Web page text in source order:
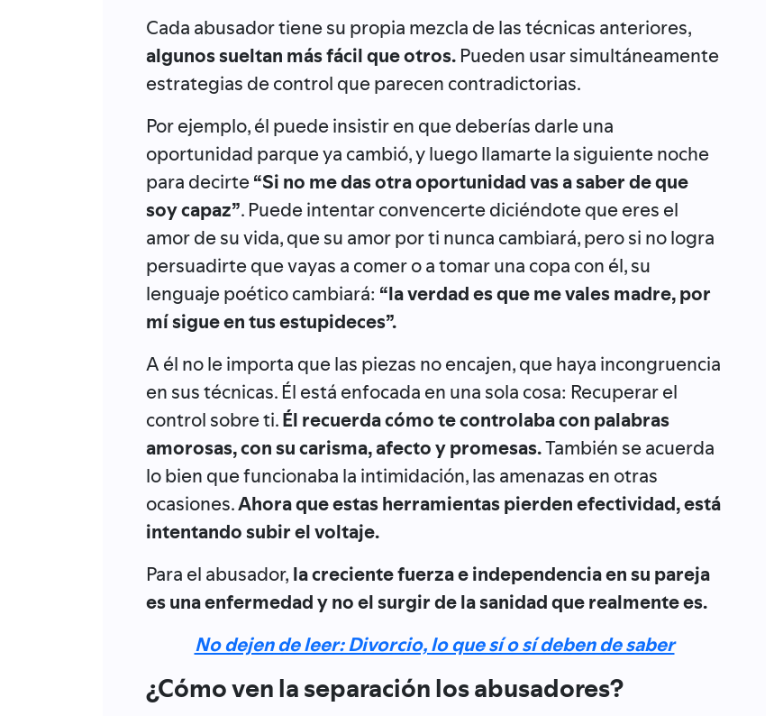
Cada abusador tiene su propia mezcla de las técnicas anteriores,
algunos sueltan más fácil que otros. Pueden usar simultáneamente
estrategias de control que parecen contradictorias.
Por ejemplo, él puede insistir en que deberías darle una
oportunidad parque ya cambió, y luego llamarte la siguiente noche
para decirte“Si no me das otra oportunidad vas a saber de que
soy capaz”. Puede intentar convencerte diciéndote que eres el
amor de su vida, que su amor por ti nunca cambiará, pero si no logra
persuadirte que vayas a comer o a tomar una copa con él, su
lenguaje poético cambiará: “la verdad es que me vales madre, por
mí sigue en tus estupideces”.
A él no le importa que las piezas no encajen, que haya incongruencia
en sus técnicas. Él está enfocada en una sola cosa: Recuperar el
control sobre ti.Él recuerda cómo te controlaba con palabras
amorosas, con su carisma, afecto y promesas.También se acuerda
lo bien que funcionaba la intimidación, las amenazas en otras
ocasiones.Ahora que estas herramientas pierden efectividad, está
intentando subir el voltaje.
Para el abusador, la creciente fuerza e independencia en su pareja
es una enfermedad y no el surgir de la sanidad que realmente es.
No dejen de leer: Divorcio, lo que sí o sí deben de saber
¿Cómo ven la separación los abusadores?